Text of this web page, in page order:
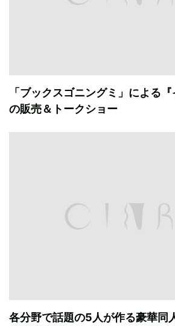
「ブックスゴニングミ」による『
の販売＆トークショー
各分野で話題の5人が作る豪華同